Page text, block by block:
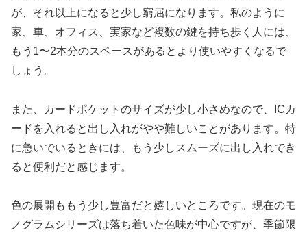
が、それ以上になると少し窮屈になります。私のように
家、車、オフィス、実家など複数の鍵を持ち歩く人には、
もう1〜2本分のスペースがあるとより使いやすくなるで
しょう。
また、カードポケットのサイズが少し小さめなので、ICカ
ードを入れると出し入れがやや難しいことがあります。特
に急いでいるときには、もう少しスムーズに出し入れでき
ると便利だと感じます。
色の展開ももう少し豊富だと嬉しいところです。現在のモ
ノグラムシリーズは落ち着いた色味が中心ですが、季節限